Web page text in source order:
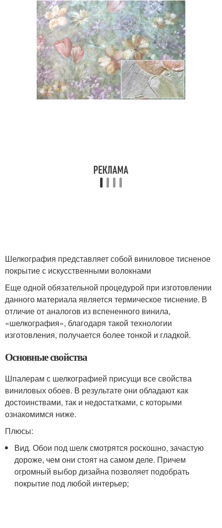
Шелкография представляет собой виниловое тисненое
покрытие с искусственными волокнами
Еще одной обязательной процедурой при изготовлении
данного материала является термическое тиснение. В
отличие от аналогов из вспененного винила,
«шелкография», благодаря такой технологии
изготовления, получается более тонкой и гладкой.
Основные свойства
Шпалерам с шелкографией присущи все свойства
виниловых обоев. В результате они обладают как
достоинствами, так и недостатками, с которыми
ознакомимся ниже.
Плюсы:
Вид. Обои под шелк смотрятся роскошно, зачастую
дороже, чем они стоят на самом деле. Причем
огромный выбор дизайна позволяет подобрать
покрытие под любой интерьер;